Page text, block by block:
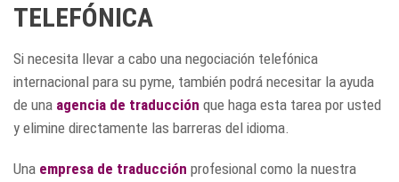
TELEFÓNICA
Si necesita llevar a cabo una negociación telefónica
internacional para su pyme, también podrá necesitar la ayuda
de una agencia de traducción que haga esta tarea por usted
y elimine directamente las barreras del idioma.
Una empresa de traducción profesional como la nuestra